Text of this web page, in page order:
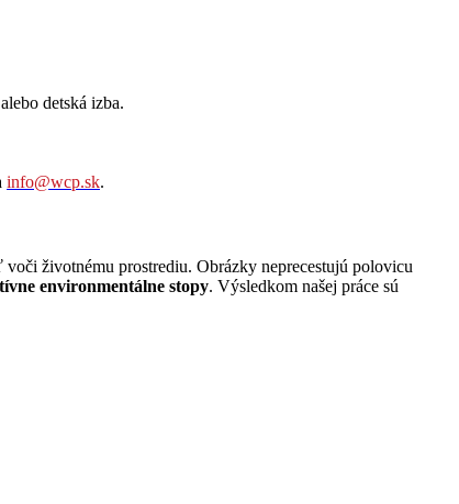
detská izba.
info@wcp.sk.
životnému prostrediu. Obrázky neprecestujú polovicu
environmentálne stopy. Výsledkom našej práce sú